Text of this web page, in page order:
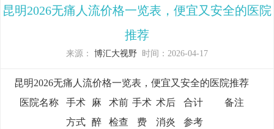
昆明2026无痛人流价格一览表，便宜又安全的医院
推荐
来源： 博汇大视野 时间：2026-04-17
昆明2026无痛人流价格一览表，便宜又安全的医院推荐
医院名称
手术
方式
麻
醉
术前
检查
手术
费
术后
消炎
合计
参考
备注